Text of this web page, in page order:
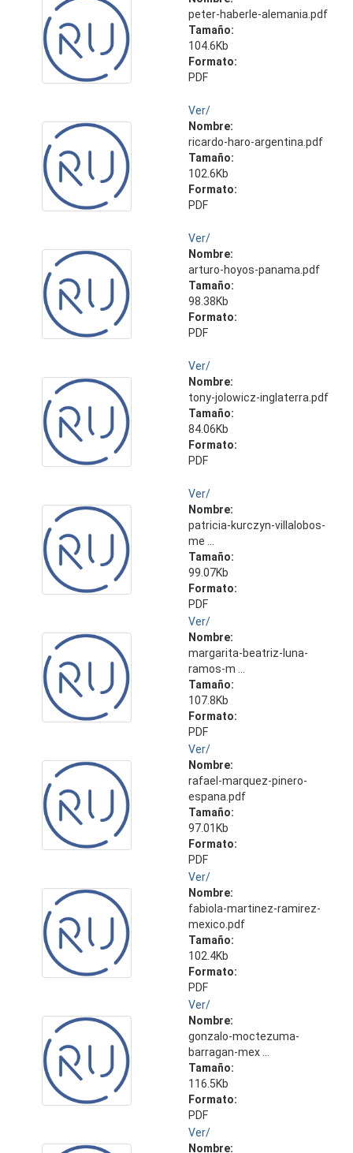
peter-haberle-alemania.pdf
Tamaño:
104.6Kb
Formato:
PDF
Ver/
Nombre:
ricardo-haro-argentina.pdf
Tamaño:
102.6Kb
Formato:
PDF
Ver/
Nombre:
arturo-hoyos-panama.pdf
Tamaño:
98.38Kb
Formato:
PDF
Ver/
Nombre:
tony-jolowicz-inglaterra.pdf
Tamaño:
84.06Kb
Formato:
PDF
Ver/
Nombre:
patricia-kurczyn-villalobos-
me ...
Tamaño:
99.07Kb
Formato:
PDF
Ver/
Nombre:
margarita-beatriz-luna-
ramos-m ...
Tamaño:
107.8Kb
Formato:
PDF
Ver/
Nombre:
rafael-marquez-pinero-
espana.pdf
Tamaño:
97.01Kb
Formato:
PDF
Ver/
Nombre:
fabiola-martinez-ramirez-
mexico.pdf
Tamaño:
102.4Kb
Formato:
PDF
Ver/
Nombre:
gonzalo-moctezuma-
barragan-mex ...
Tamaño:
116.5Kb
Formato:
PDF
Ver/
Nombre: